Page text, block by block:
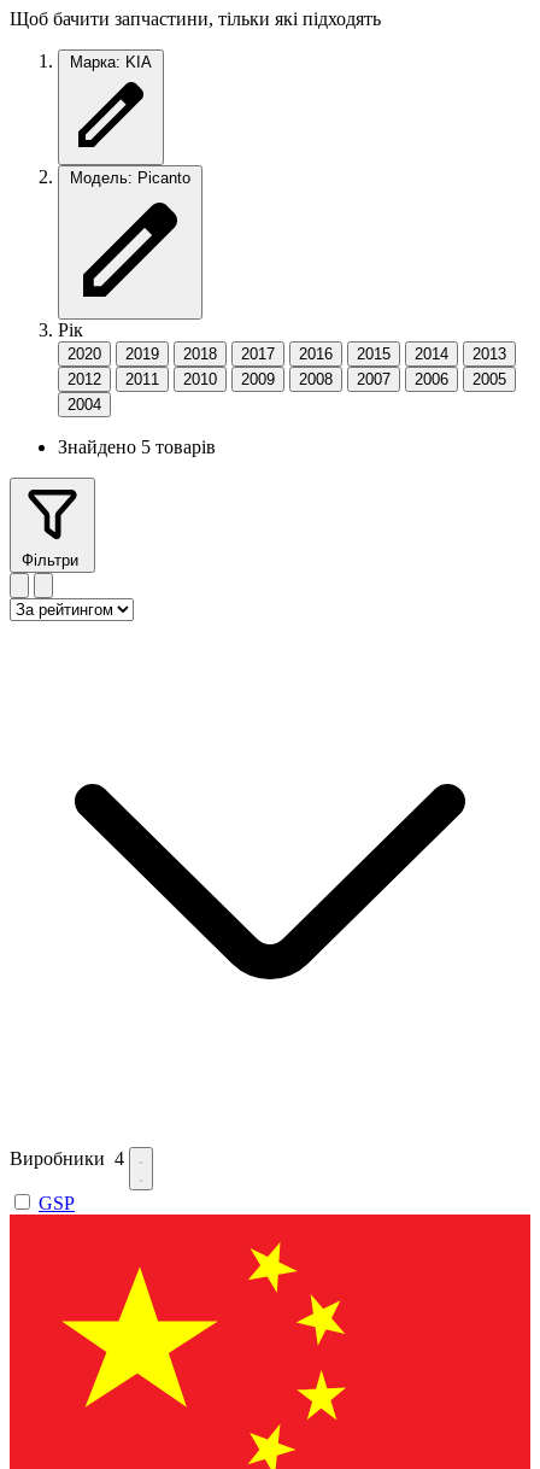
Щоб бачити запчастини, тільки які підходять
Марка: KIA
Модель: Picanto
Рік
2020 2019 2018 2017 2016 2015 2014
2013
2012
2011 2010 2009 2008 2007 2006
2005
2004
Знайдено 5 товарів
Фільтри
Виробники 4
GSP